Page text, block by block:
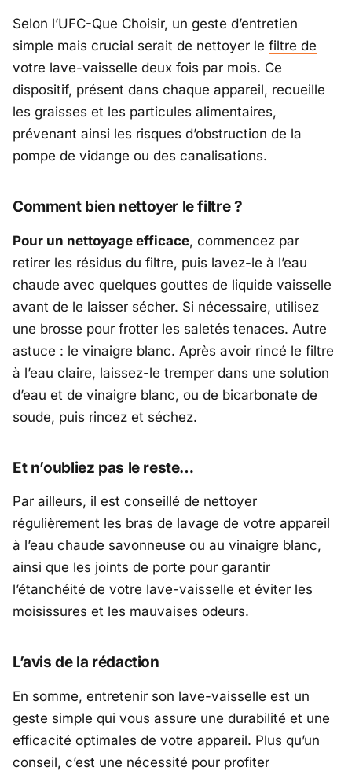
Selon l’UFC-Que Choisir, un geste d’entretien
simple mais crucial serait de nettoyer le filtre de
votre lave-vaisselle deux fois par mois. Ce
dispositif, présent dans chaque appareil, recueille
les graisses et les particules alimentaires,
prévenant ainsi les risques d’obstruction de la
pompe de vidange ou des canalisations.
Comment bien nettoyer le filtre ?
Pour un nettoyage efficace, commencez par
retirer les résidus du filtre, puis lavez-le à l’eau
chaude avec quelques gouttes de liquide vaisselle
avant de le laisser sécher. Si nécessaire, utilisez
une brosse pour frotter les saletés tenaces. Autre
astuce : le vinaigre blanc. Après avoir rincé le filtre
à l’eau claire, laissez-le tremper dans une solution
d’eau et de vinaigre blanc, ou de bicarbonate de
soude, puis rincez et séchez.
Et n’oubliez pas le reste…
Par ailleurs, il est conseillé de nettoyer
régulièrement les bras de lavage de votre appareil
à l’eau chaude savonneuse ou au vinaigre blanc,
ainsi que les joints de porte pour garantir
l’étanchéité de votre lave-vaisselle et éviter les
moisissures et les mauvaises odeurs.
L’avis de la rédaction
En somme, entretenir son lave-vaisselle est un
geste simple qui vous assure une durabilité et une
efficacité optimales de votre appareil. Plus qu’un
conseil, c’est une nécessité pour profiter